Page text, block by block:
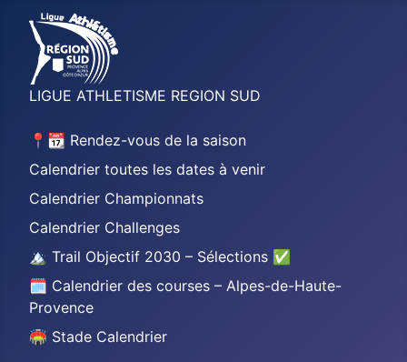
LIGUE ATHLETISME REGION SUD
📍📆 Rendez-vous de la saison
Calendrier toutes les dates à venir
Calendrier Championnats
Calendrier Challenges
🏔️ Trail Objectif 2030 – Sélections ✅
🗓️ Calendrier des courses – Alpes-de-Haute-
Provence
🏟️ Stade Calendrier